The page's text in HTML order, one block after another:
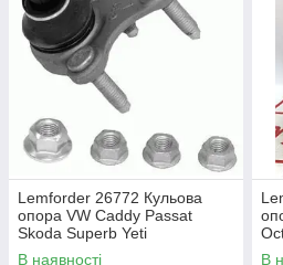
Lemforder 26772 Кульова
опора VW Caddy Passat
Skoda Superb Yeti
В наявності
В